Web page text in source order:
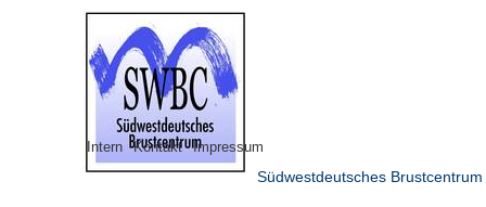
Intern Kontakt Impressum
Südwestdeutsches Brustcentrum